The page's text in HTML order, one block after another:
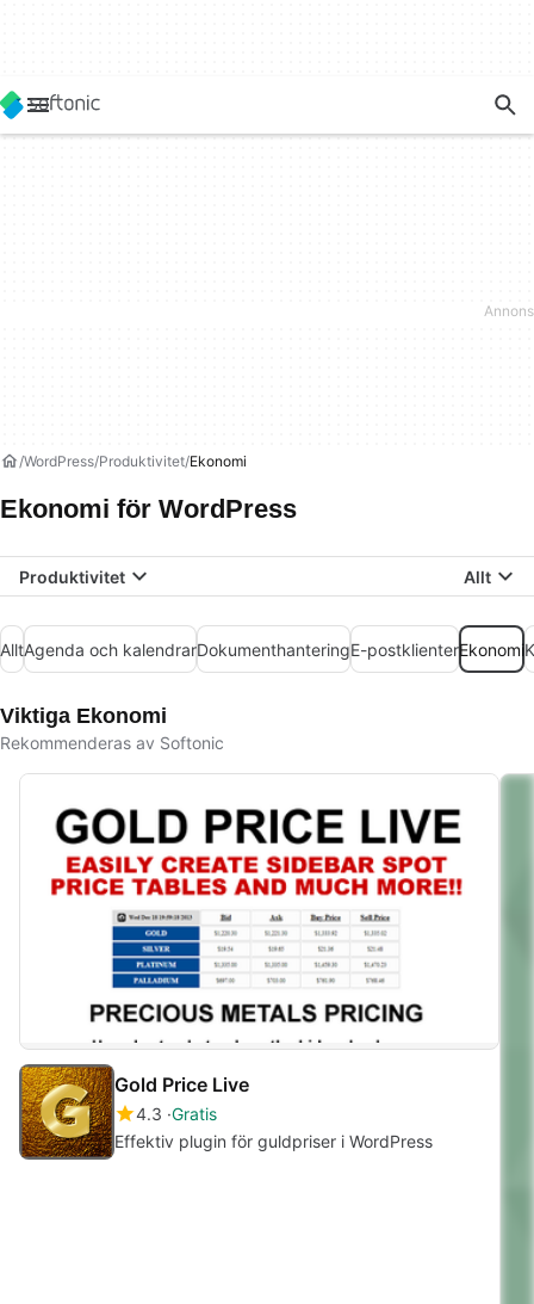
WordPress Produktivitet Ekonomi
Ekonomi för WordPress
Produktivitet Allt
AlltAgenda och kalendrarDokumenthanteringE-postklienterEkonomi
Viktiga Ekonomi
Rekommenderas av Softonic
Gold Price Live
4.3 Gratis
Effektiv plugin för guldpriser i WordPress